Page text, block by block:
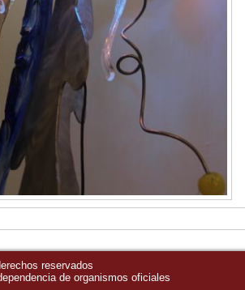
reservados
de organismos oficiales